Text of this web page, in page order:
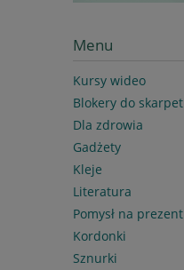
Menu
Kursy wideo
Blokery do skarpet
Dla zdrowia
Gadżety
Kleje
Literatura
Pomysł na prezent
Kordonki
Sznurki